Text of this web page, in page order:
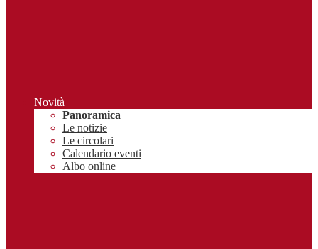
Novità
Panoramica
Le notizie
Le circolari
Calendario eventi
Albo online